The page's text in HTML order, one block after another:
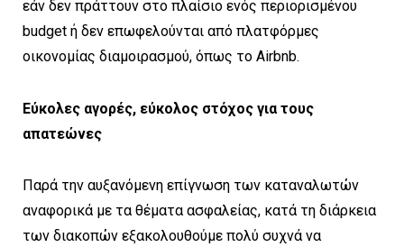
εάν δεν πράττουν στο πλαίσιο ενός περιορισμένου
budget ή δεν επωφελούνται από πλατφόρμες
οικονομίας διαμοιρασμού, όπως το Airbnb.
Εύκολες αγορές, εύκολος στόχος για τους
απατεώνες
Παρά την αυξανόμενη επίγνωση των καταναλωτών
αναφορικά με τα θέματα ασφαλείας, κατά τη διάρκεια
των διακοπών εξακολουθούμε πολύ συχνά να